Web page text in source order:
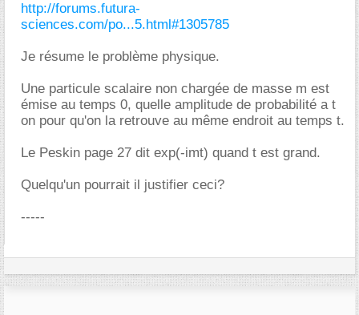
http://forums.futura-
sciences.com/po...5.html#1305785
Je résume le problème physique.
Une particule scalaire non chargée de masse m est
émise au temps 0, quelle amplitude de probabilité a t
on pour qu'on la retrouve au même endroit au temps t.
Le Peskin page 27 dit exp(-imt) quand t est grand.
Quelqu'un pourrait il justifier ceci?
-----